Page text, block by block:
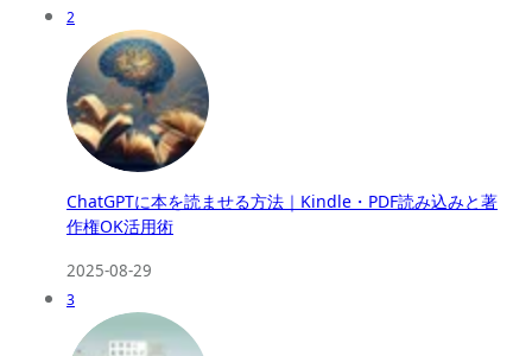
2
ChatGPTに本を読ませる方法｜Kindle・PDF読み込みと著
作権OK活用術
2025-08-29
3